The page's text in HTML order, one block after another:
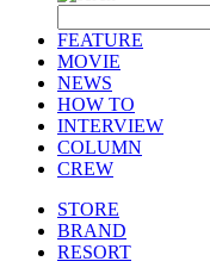
FEATURE
MOVIE
NEWS
HOW TO
INTERVIEW
COLUMN
CREW
STORE
BRAND
RESORT